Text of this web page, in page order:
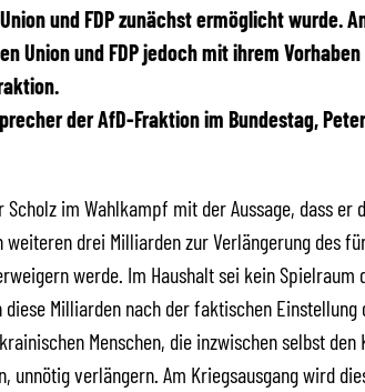
und FDP zunächst ermöglicht wurde.
Union und FDP jedoch mit ihrem
der AfD-Fraktion im Bundestag,
Scholz im Wahlkampf mit der Aussage, dass er
weiteren drei Milliarden zur Verlängerung des
werde. Im Haushalt sei kein Spielraum
Milliarden nach der faktischen Einstellung
Menschen, die inzwischen selbst den
unnötig verlängern. Am Kriegsausgang wird